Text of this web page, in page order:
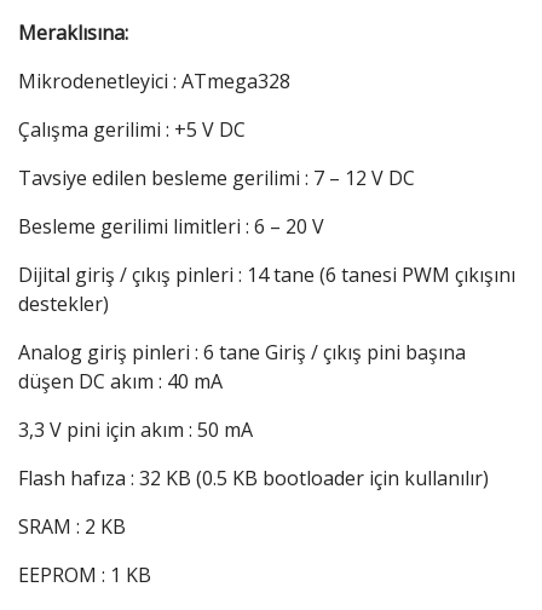
Meraklısına:
Mikrodenetleyici : ATmega328
Çalışma gerilimi : +5 V DC
Tavsiye edilen besleme gerilimi : 7 – 12 V DC
Besleme gerilimi limitleri : 6 – 20 V
Dijital giriş / çıkış pinleri : 14 tane (6 tanesi PWM çıkışını
destekler)
Analog giriş pinleri : 6 tane Giriş / çıkış pini başına
düşen DC akım : 40 mA
3,3 V pini için akım : 50 mA
Flash hafıza : 32 KB (0.5 KB bootloader için kullanılır)
SRAM : 2 KB
EEPROM : 1 KB